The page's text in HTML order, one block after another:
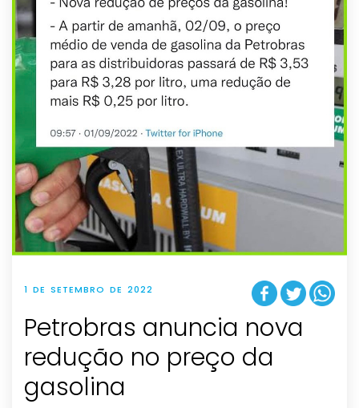
1 DE SETEMBRO DE 2022
Petrobras anuncia nova
redução no preço da
gasolina